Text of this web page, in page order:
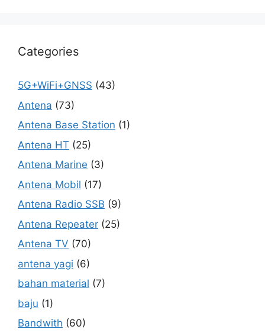
Categories
5G+WiFi+GNSS (43)
Antena (73)
Antena Base Station (1)
Antena HT (25)
Antena Marine (3)
Antena Mobil (17)
Antena Radio SSB (9)
Antena Repeater (25)
Antena TV (70)
antena yagi (6)
bahan material (7)
baju (1)
Bandwith (60)